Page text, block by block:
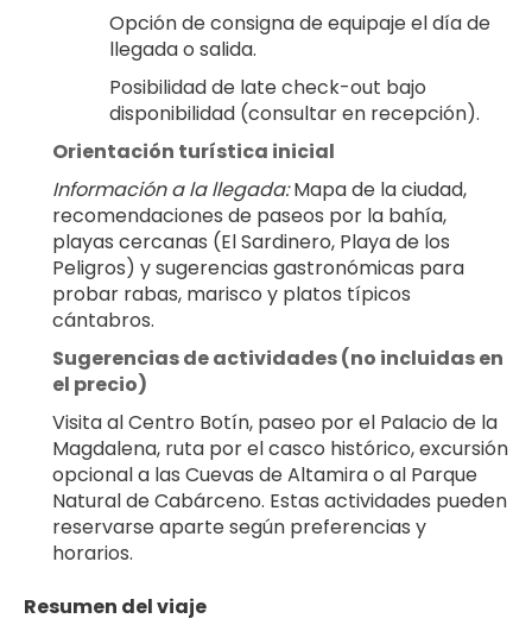
Opción de consigna de equipaje el día de
llegada o salida.
Posibilidad de late check-out bajo
disponibilidad (consultar en recepción).
Orientación turística inicial
Información a la llegada: Mapa de la ciudad,
recomendaciones de paseos por la bahía,
playas cercanas (El Sardinero, Playa de los
Peligros) y sugerencias gastronómicas para
probar rabas, marisco y platos típicos
cántabros.
Sugerencias de actividades (no incluidas en
el precio)
Visita al Centro Botín, paseo por el Palacio de la
Magdalena, ruta por el casco histórico, excursión
opcional a las Cuevas de Altamira o al Parque
Natural de Cabárceno. Estas actividades pueden
reservarse aparte según preferencias y
horarios.
Resumen del viaje